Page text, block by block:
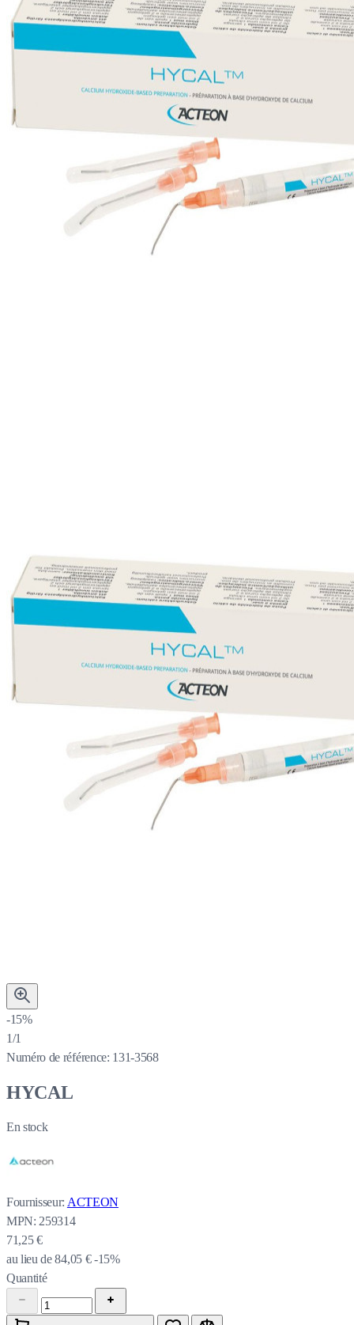
-15%
1/1
Numéro de référence: 131-3568
HYCAL
En stock
Fournisseur: ACTEON
MPN: 259314
71,25 €
au lieu de84,05 € -15%
Quantité